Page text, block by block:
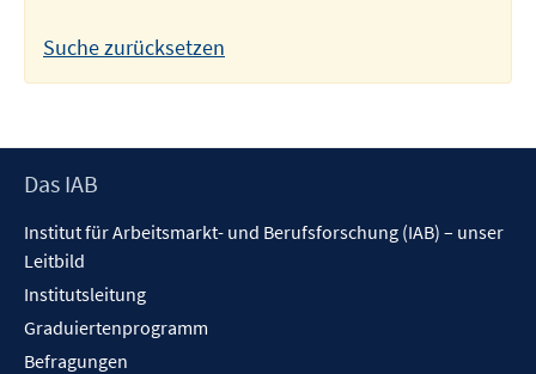
Suche zurücksetzen
Footer
Das IAB
Institut für Arbeitsmarkt- und Berufsforschung (IAB) – unser
Leitbild
Institutsleitung
Graduiertenprogramm
Befragungen